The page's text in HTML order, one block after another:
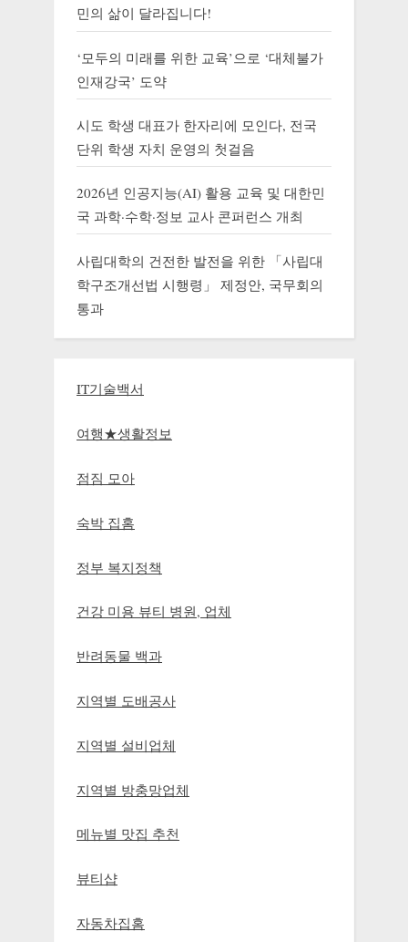
민의 삶이 달라집니다!
‘모두의 미래를 위한 교육’으로 ‘대체불가
인재강국’ 도약
시도 학생 대표가 한자리에 모인다, 전국
단위 학생 자치 운영의 첫걸음
2026년 인공지능(AI) 활용 교육 및 대한민
국 과학·수학·정보 교사 콘퍼런스 개최
사립대학의 건전한 발전을 위한 「사립대
학구조개선법 시행령」 제정안, 국무회의
통과
IT기술백서
여행★생활정보
점짐 모아
숙박 집홈
정부 복지정책
건강 미용 뷰티 병원, 업체
반려동물 백과
지역별 도배공사
지역별 설비업체
지역별 방충망업체
메뉴별 맛집 추천
뷰티샵
자동차집홈